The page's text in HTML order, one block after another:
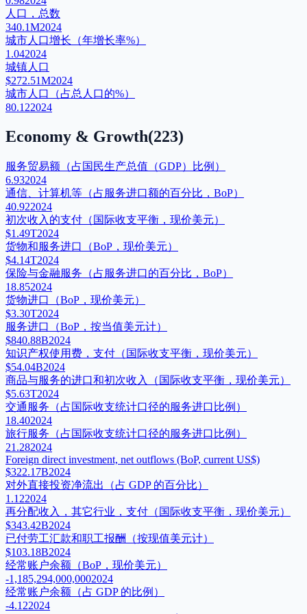
人口，总数
340.1M2024
城市人口增长（年增长率%）
1.042024
城镇人口
$272.51M2024
城市人口（占总人口的%）
80.122024
Economy & Growth(223)
服务贸易额（占国民生产总值（GDP）比例）
6.932024
通信、计算机等（占服务进口额的百分比，BoP）
40.922024
初次收入的支付（国际收支平衡，现价美元）
$1.49T2024
货物和服务进口（BoP，现价美元）
$4.14T2024
保险与金融服务（占服务进口的百分比，BoP）
18.852024
货物进口（BoP，现价美元）
$3.30T2024
服务进口（BoP，按当值美元计）
$840.88B2024
知识产权使用费，支付（国际收支平衡，现价美元）
$54.04B2024
商品与服务的进口和初次收入（国际收支平衡，现价美元）
$5.63T2024
交通服务（占国际收支统计口径的服务进口比例）
18.402024
旅行服务（占国际收支统计口径的服务进口比例）
21.282024
Foreign direct investment, net outflows (BoP, current US$)
$322.17B2024
对外直接投资净流出（占 GDP 的百分比）
1.122024
再分配收入，其它行业，支付（国际收支平衡，现价美元）
$343.42B2024
已付劳工汇款和职工报酬（按现值美元计）
$103.18B2024
经常账户余额（BoP，现价美元）
-1,185,294,000,0002024
经常账户余额（占 GDP 的比例）
-4.122024